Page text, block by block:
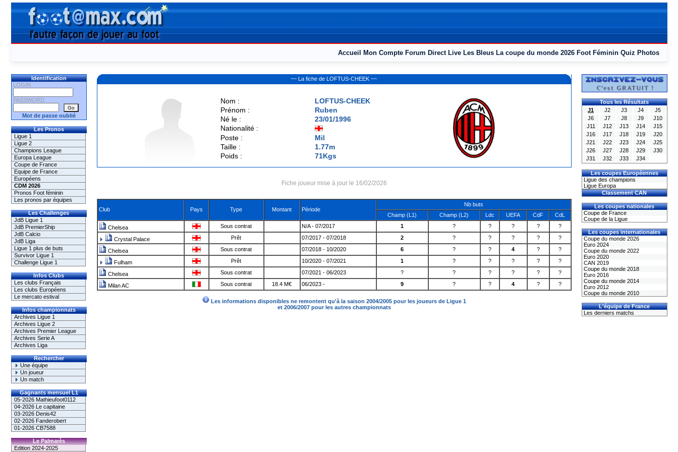
Accueil Mon Compte Forum Direct Live Les Bleus La coupe du monde 2026 Foot Féminin Quiz Photos
Identification
LOGIN
PASSWORD
Mot de passe oublié
Les Pronos
Ligue 1
Ligue 2
Champions League
Europa League
Coupe de France
Equipe de France
Européens
CDM 2026
Pronos Foot féminin
Les pronos par équipes
Les Challenges
JdB Ligue 1
JdB PremierShip
JdB Calcio
JdB Liga
Ligue 1 plus de buts
Survivor Ligue 1
Challenge Ligue 1
Infos Clubs
Les clubs Français
Les clubs Européens
Le mercato estival
Infos championnats
Archives Ligue 1
Archives Ligue 2
Archives Premier League
Archives Serie A
Archives Liga
Rechercher
Une équipe
Un joueur
Un match
Gagnants mensuel L1
05-2026 Mathieufoot0112
04-2026 Le capitaine
03-2026 Denis42
02-2026 Fanderobert
01-2026 CB7588
Le Palmarès
Edition 2024-2025
~~ La fiche de LOFTUS-CHEEK ~~
Nom :
LOFTUS-CHEEK
Prénom :
Ruben
Né le :
23/01/1996
Nationalité :
Poste :
Mil
Taille :
1.77m
Poids :
71Kgs
Fiche joueur mise à jour le 16/02/2026
Club Pays Type Montant Pèriode
Nb buts
Champ (L1)
Champ (L2) Ldc UEFA CdF CdL
Chelsea Sous contrat N/A - 07/2017 1 ? ? ? ? ?
Crystal Palace Prêt 07/2017 - 07/2018 2 ? ? ? ? ?
Chelsea Sous contrat 07/2018 - 10/2020 6 ? ? 4 ? ?
Fulham Prêt 10/2020 - 07/2021 1 ? ? ? ? ?
Chelsea Sous contrat 07/2021 - 06/2023 ? ? ? ? ? ?
Milan AC Sous contrat 18.4 M€ 06/2023 - 9 ? ? 4 ? ?
Les informations disponibles ne remontent qu'à la saison 2004/2005 pour les joueurs de Ligue 1
et 2006/2007 pour les autres championnats
Tous les Résultats
J1
J2 J3 J4
J5
J6
J7 J8 J9
J10
J11
J12 J13 J14
J15
J16
J17 J18 J19
J20
J21
J22 J23 J24
J25
J26
J27 J28 J29
J30
J31
J32 J33 J34
Les coupes Européennes
Ligue des champions
Ligue Europa
Classement CAN
Les coupes nationales
Coupe de France
Coupe de la Ligue
Les coupes internationales
Coupe du monde 2026
Euro 2024
Coupe du monde 2022
Euro 2020
CAN 2019
Coupe du monde 2018
Euro 2016
Coupe du monde 2014
Euro 2012
Coupe du monde 2010
L'équipe de France
Les derniers matchs